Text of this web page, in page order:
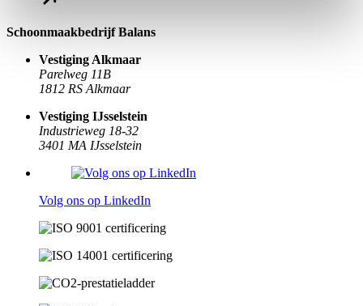
Schoonmaakbedrijf Balans
Vestiging Alkmaar
Parelweg 11B
1812 RS Alkmaar
Vestiging IJsselstein
Industrieweg 18-32
3401 MA IJsselstein
Volg ons op LinkedIn